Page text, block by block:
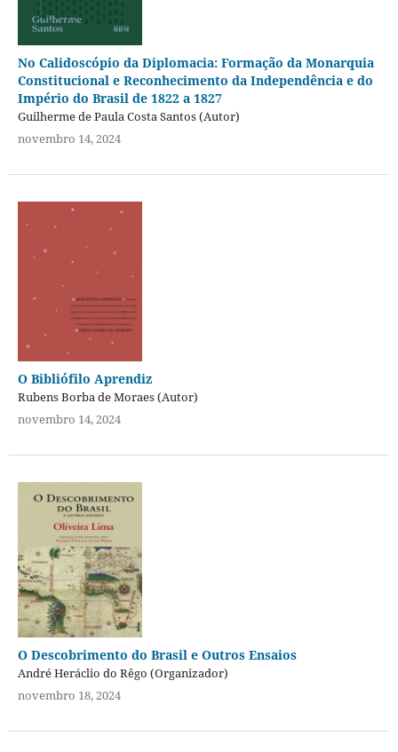
No Calidoscópio da Diplomacia: Formação da Monarquia
Constitucional e Reconhecimento da Independência e do
Império do Brasil de 1822 a 1827
Guilherme de Paula Costa Santos (Autor)
novembro 14, 2024
O Bibliófilo Aprendiz
Rubens Borba de Moraes (Autor)
novembro 14, 2024
O Descobrimento do Brasil e Outros Ensaios
André Heráclio do Rêgo (Organizador)
novembro 18, 2024